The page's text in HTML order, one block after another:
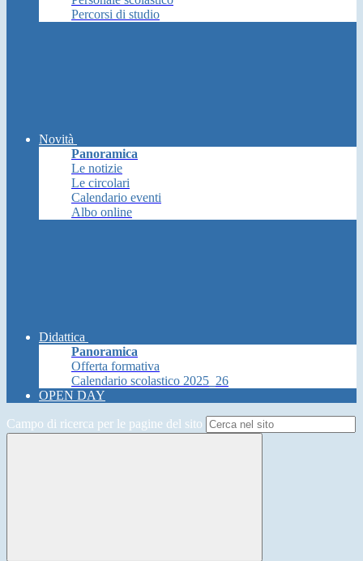
Percorsi di studio
Novità
Panoramica
Le notizie
Le circolari
Calendario eventi
Albo online
Didattica
Panoramica
Offerta formativa
Calendario scolastico 2025_26
OPEN DAY
Campo di ricerca per le pagine del sito